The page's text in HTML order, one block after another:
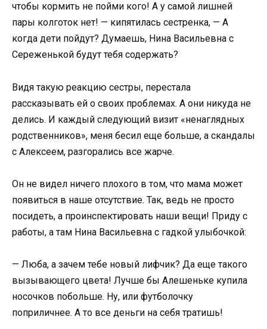
чтобы кормить не пойми кого! А у самой лишней
пары колготок нет! — кипятилась сестренка, — А
когда дети пойдут? Думаешь, Нина Васильевна с
Сереженькой будут тебя содержать?
Видя такую реакцию сестры, перестала
рассказывать ей о своих проблемах. А они никуда не
делись. И каждый следующий визит «ненаглядных
родственников», меня бесил еще больше, а скандалы
с Алексеем, разгорались все жарче.
Он не видел ничего плохого в том, что мама может
появиться в наше отсутствие. Так, ведь не просто
посидеть, а проинспектировать наши вещи! Приду с
работы, а там Нина Васильевна с гадкой улыбочкой:
— Люба, а зачем тебе новый лифчик? Да еще такого
вызывающего цвета! Лучше бы Алешеньке купила
носочков побольше. Ну, или футболочку
поприличнее. А то все деньги на себя тратишь!